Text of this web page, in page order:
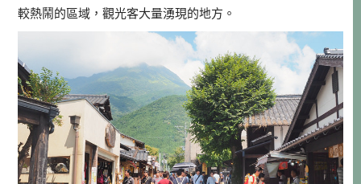
較熱鬧的區域，觀光客大量湧現的地方。